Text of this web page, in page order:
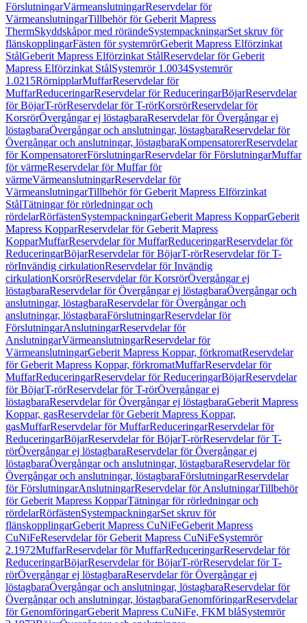
FörslutningarVärmeanslutningarReservdelar för
VärmeanslutningarTillbehör för Geberit Mapress
ThermSkyddskåpor med rörändeSystempackningarSet skruv för
flänskopplingarFästen för systemrörGeberit Mapress Elförzinkat
StålGeberit Mapress Elförzinkat StålReservdelar för Geberit
Mapress Elförzinkat StålSystemrör 1.0034Systemrör
1.0215RörnipplarMuffarReservdelar för
MuffarReduceringarReservdelar för ReduceringarBöjarReservdelar
för BöjarT-rörReservdelar för T-rörKorsrörReservdelar för
KorsrörÖvergångar ej löstagbaraReservdelar för Övergångar ej
löstagbaraÖvergångar och anslutningar, löstagbaraReservdelar för
Övergångar och anslutningar, löstagbaraKompensatorerReservdelar
för KompensatorerFörslutningarReservdelar för FörslutningarMuffar
för värmeReservdelar för Muffar för
värmeVärmeanslutningarReservdelar för
VärmeanslutningarTillbehör för Geberit Mapress Elförzinkat
StålTätningar för rörledningar och
rördelarRörfästenSystempackningarGeberit Mapress KopparGeberit
Mapress KopparReservdelar för Geberit Mapress
KopparMuffarReservdelar för MuffarReduceringarReservdelar för
ReduceringarBöjarReservdelar för BöjarT-rörReservdelar för T-
rörInvändig cirkulationReservdelar för Invändig
cirkulationKorsrörReservdelar för KorsrörÖvergångar ej
löstagbaraReservdelar för Övergångar ej löstagbaraÖvergångar och
anslutningar, löstagbaraReservdelar för Övergångar och
anslutningar, löstagbaraFörslutningarReservdelar för
FörslutningarAnslutningarReservdelar för
AnslutningarVärmeanslutningarReservdelar för
VärmeanslutningarGeberit Mapress Koppar, förkromatReservdelar
för Geberit Mapress Koppar, förkromatMuffarReservdelar för
MuffarReduceringarReservdelar för ReduceringarBöjarReservdelar
för BöjarT-rörReservdelar för T-rörÖvergångar ej
löstagbaraReservdelar för Övergångar ej löstagbaraGeberit Mapress
Koppar, gasReservdelar för Geberit Mapress Koppar,
gasMuffarReservdelar för MuffarReduceringarReservdelar för
ReduceringarBöjarReservdelar för BöjarT-rörReservdelar för T-
rörÖvergångar ej löstagbaraReservdelar för Övergångar ej
löstagbaraÖvergångar och anslutningar, löstagbaraReservdelar för
Övergångar och anslutningar, löstagbaraFörslutningarReservdelar
för FörslutningarAnslutningarReservdelar för AnslutningarTillbehör
för Geberit Mapress KopparTätningar för rörledningar och
rördelarRörfästenSystempackningarSet skruv för
flänskopplingarGeberit Mapress CuNiFeGeberit Mapress
CuNiFeReservdelar för Geberit Mapress CuNiFeSystemrör
2.1972MuffarReservdelar för MuffarReduceringarReservdelar för
ReduceringarBöjarReservdelar för BöjarT-rörReservdelar för T-
rörÖvergångar ej löstagbaraReservdelar för Övergångar ej
löstagbaraÖvergångar och anslutningar, löstagbaraReservdelar för
Övergångar och anslutningar, löstagbaraGenomföringarReservdelar
för GenomföringarGeberit Mapress CuNiFe, FKM blåSystemrör